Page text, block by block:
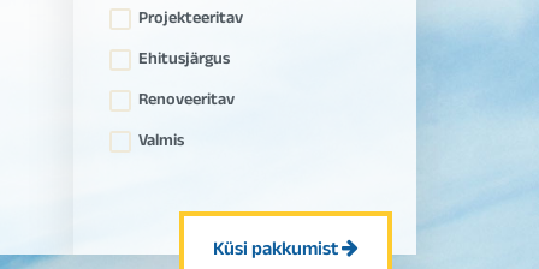
Projekteeritav
Ehitusjärgus
Renoveeritav
Valmis
Küsi pakkumist